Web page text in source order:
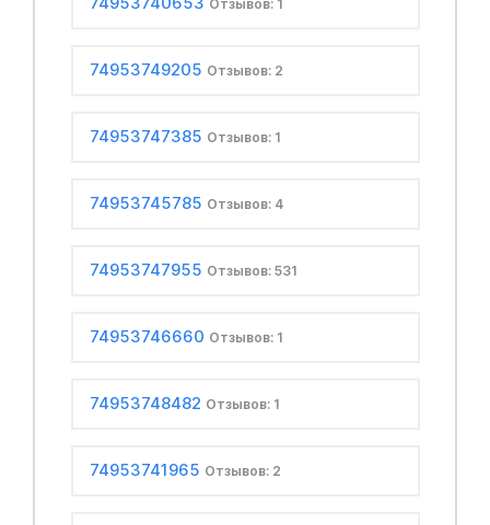
Отзывов: 1
74953749205 Отзывов: 2
74953747385 Отзывов: 1
74953745785 Отзывов: 4
74953747955 Отзывов: 531
74953746660 Отзывов: 1
74953748482 Отзывов: 1
74953741965 Отзывов: 2